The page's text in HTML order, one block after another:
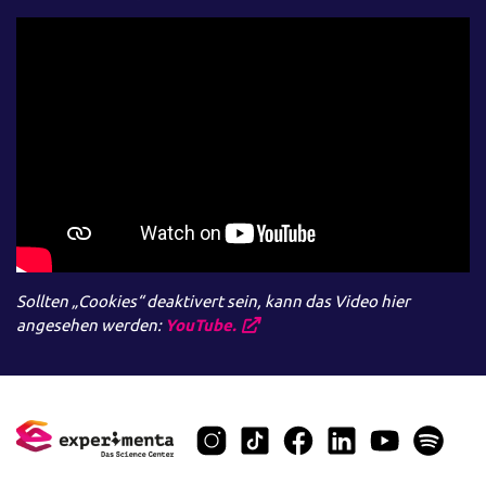
Sollten „Cookies“ deaktivert sein, kann das Video hier
angesehen werden: YouTube.